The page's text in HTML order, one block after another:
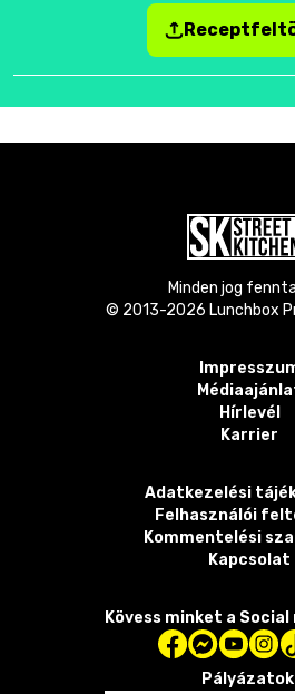
Minden jog
© 2013-2026 Lunchbox
Hírlevél
Karrier
Adatkezelési
Felhasználói
Kommentelési
Kapcsolat
Kövess minket a Social